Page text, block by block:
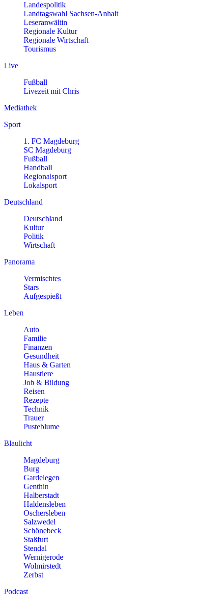
Landespolitik
Landtagswahl Sachsen-Anhalt
Leseranwältin
Regionale Kultur
Regionale Wirtschaft
Tourismus
Live
Fußball
Livezeit mit Chris
Mediathek
Sport
1. FC Magdeburg
SC Magdeburg
Fußball
Handball
Regionalsport
Lokalsport
Deutschland
Deutschland
Kultur
Politik
Wirtschaft
Panorama
Vermischtes
Stars
Aufgespießt
Leben
Auto
Familie
Finanzen
Gesundheit
Haus & Garten
Haustiere
Job & Bildung
Reisen
Rezepte
Technik
Trauer
Pusteblume
Blaulicht
Magdeburg
Burg
Gardelegen
Genthin
Halberstadt
Haldensleben
Oschersleben
Salzwedel
Schönebeck
Staßfurt
Stendal
Wernigerode
Wolmirstedt
Zerbst
Podcast